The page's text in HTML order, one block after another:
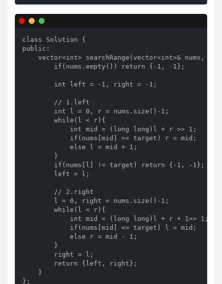
class Solution {
public:
vector<int> searchRange(vector<int>& nums,
        if(nums.empty()) return {-1, -1};
        int left = -1, right = -1;
        // 1.left
        int l = 0, r = nums.size()-1;
        while(l < r){
            int mid = (long long)l + r >> 1;
            if(nums[mid] >= target) r = mid;
            else l = mid + 1;
        }
        if(nums[l] != target) return {-1, -1};
        left = l;
        // 2.right
        l = 0, right = nums.size()-1;
        while(l < r){
            int mid = (long long)l + r + 1>> 1;
            if(nums[mid] <= target) l = mid;
            else r = mid - 1;
        }
        right = l;
        return {left, right};
    }
};